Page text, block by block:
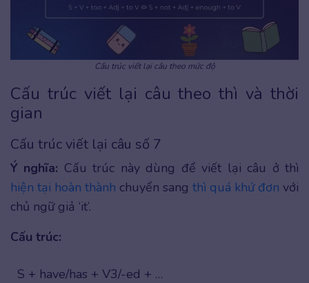
Cấu trúc viết lại câu theo mức độ
Cấu trúc viết lại câu theo thì và thời
gian
Cấu trúc viết lại câu số 7
Ý nghĩa: Cấu trúc này dùng để viết lại câu ở thì
hiện tại hoàn thành chuyển sang thì quá khứ đơn với
chủ ngữ giả ‘it’.
Cấu trúc:
S + have/has + V3/-ed + …